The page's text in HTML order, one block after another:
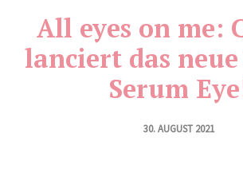
All eyes on me:
lanciert das
Serum
30. AUGUST 2021